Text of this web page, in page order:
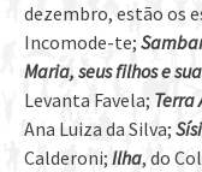
dezembro, estão os
Incomode-te;
Maria, seus filhos e
Levanta Favela; Terra
Ana Luiza da Silva;
Calderoni; Ilha, do